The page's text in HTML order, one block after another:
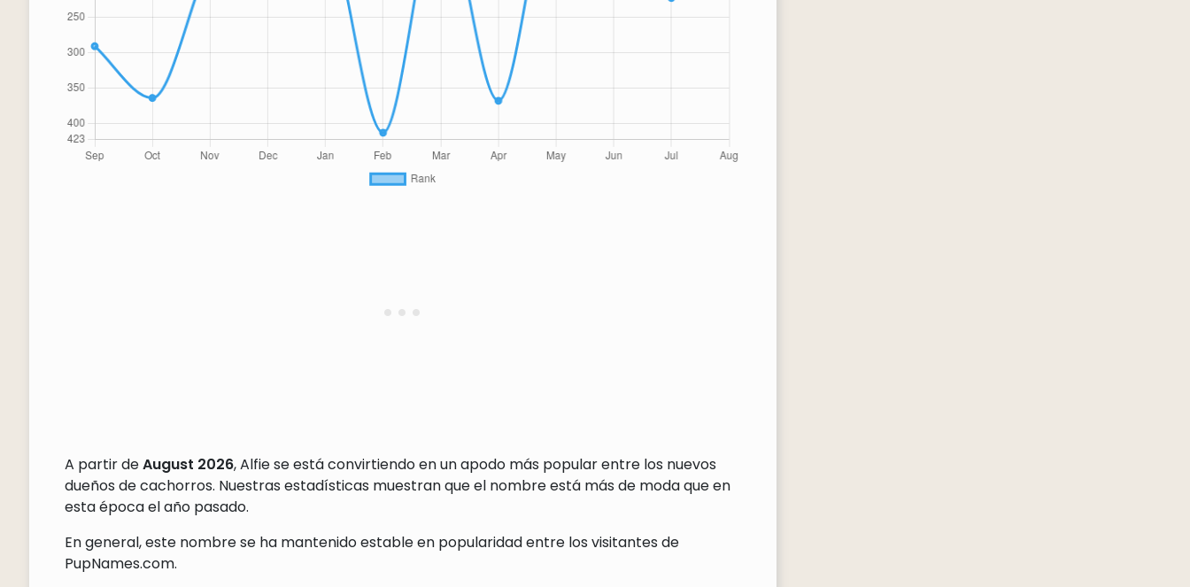
A partir deAugust 2026, Alfie se está convirtiendo en un apodo más popular entre los nuevos
dueños de cachorros. Nuestras estadísticas muestran que el nombre está más de moda que en
esta época el año pasado.
En general, este nombre se ha mantenido estable en popularidad entre los visitantes de
PupNames.com.